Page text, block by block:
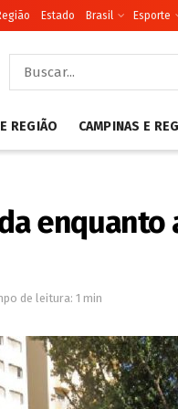
Estado Brasil Esporte
REGIÃO CAMPINAS E
enquanto
de leitura: 1 min